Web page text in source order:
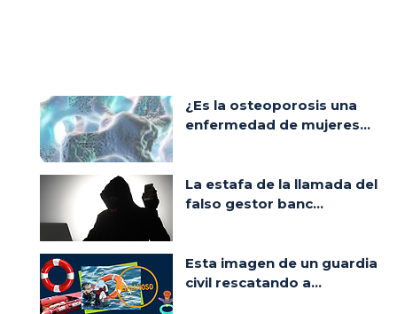
¿Es la osteoporosis una
enfermedad de mujeres...
La estafa de la llamada del
falso gestor banc...
Esta imagen de un guardia
civil rescatando a...